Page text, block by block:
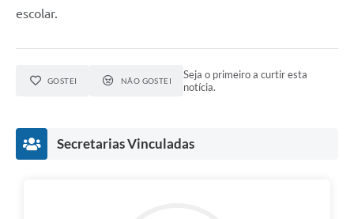
escolar.
GOSTEI NÃO GOSTEI
Seja o primeiro a curtir esta
notícia.
Secretarias Vinculadas